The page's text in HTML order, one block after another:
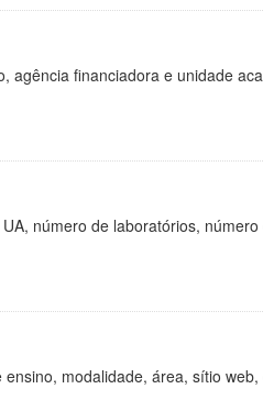
agência financiadora e unidade
número de laboratórios, número
modalidade, área, sítio web,